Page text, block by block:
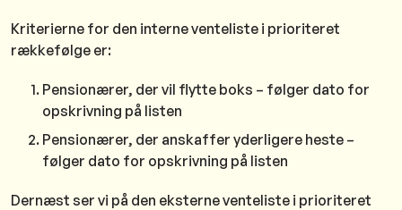
Kriterierne for den interne venteliste i prioriteret
rækkefølge er:
Pensionærer, der vil flytte boks – følger dato for
opskrivning på listen
Pensionærer, der anskaffer yderligere heste –
følger dato for opskrivning på listen
Dernæst ser vi på den eksterne venteliste i prioriteret